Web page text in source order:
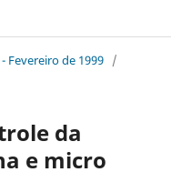
Fevereiro de 1999 /
da
e micro